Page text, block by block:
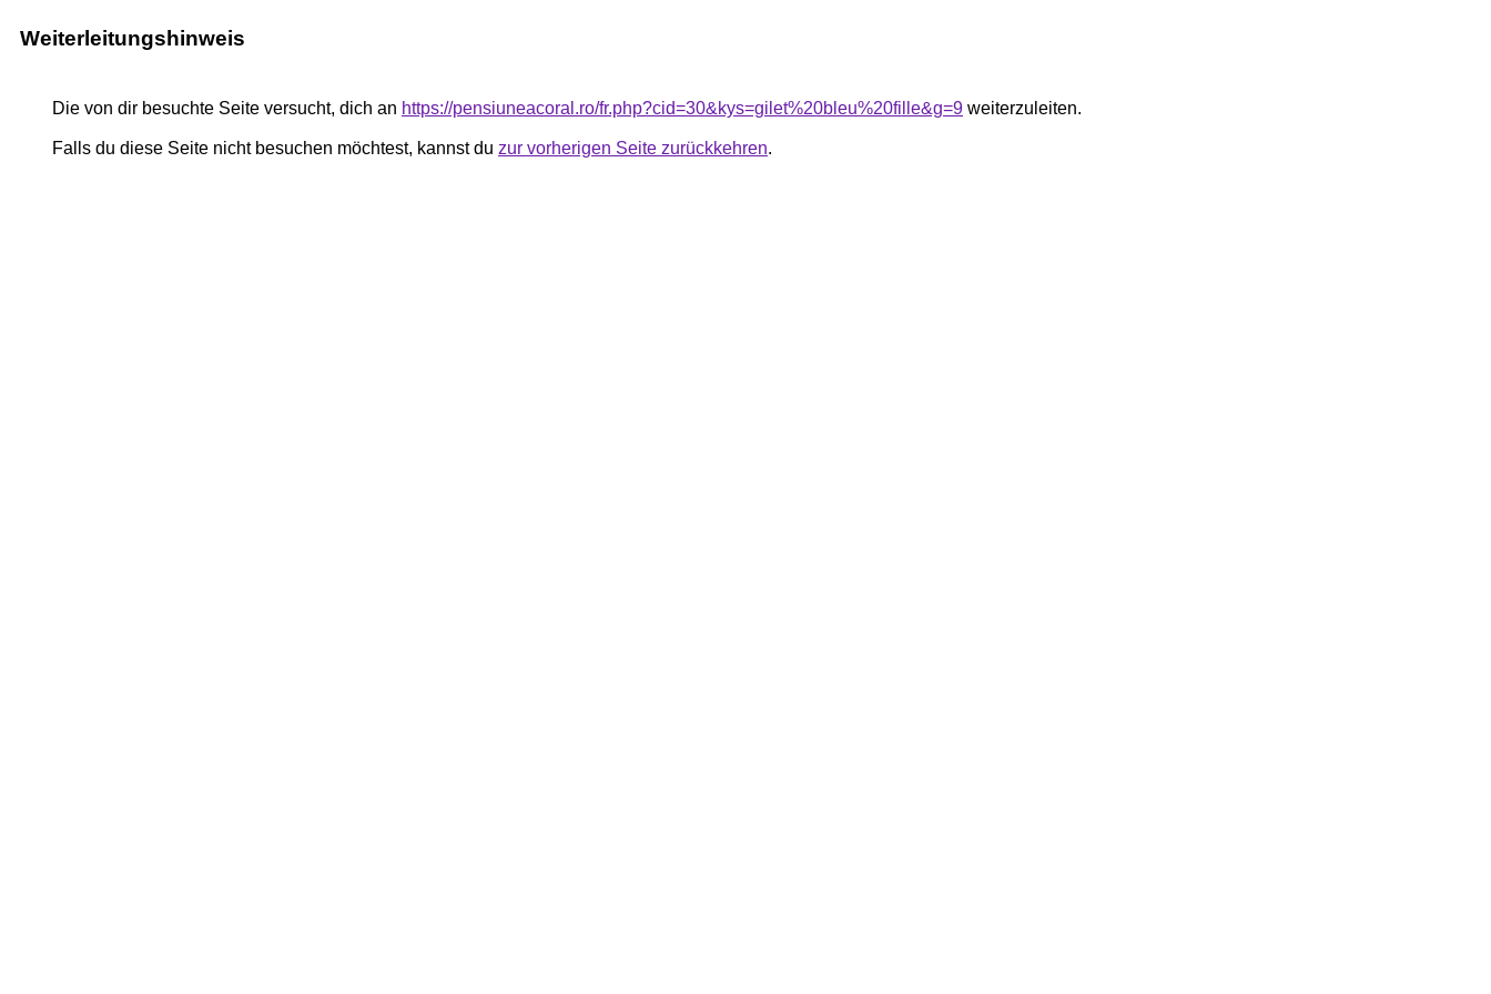
Weiterleitungshinweis
Die von dir besuchte Seite versucht, dich an https://pensiuneacoral.ro/fr.php?cid=30&kys=gilet%20bleu%20fille&g=9 weiterzuleiten.
Falls du diese Seite nicht besuchen möchtest, kannst du zur vorherigen Seite zurückkehren.